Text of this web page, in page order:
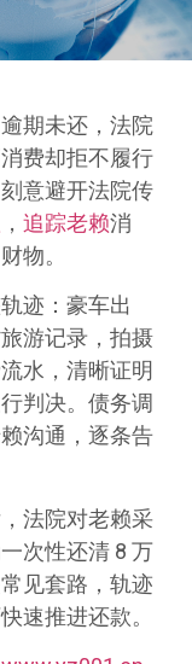
期未还，法院
费却拒不履行
意避开法院传
， 追踪老赖消
物。
迹：豪车出
游记录，拍摄
水，清晰证明
判决。债务调
沟通，逐条告
法院对老赖采
次性还清 8 万
见套路，轨迹
速推进还款。